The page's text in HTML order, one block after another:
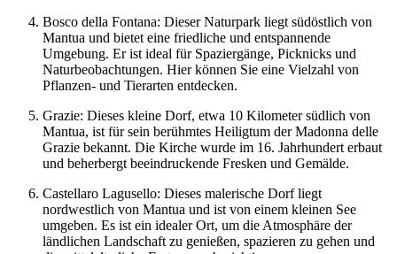
Bosco della Fontana: Dieser Naturpark liegt südöstlich von
Mantua und bietet eine friedliche und entspannende
Umgebung. Er ist ideal für Spaziergänge, Picknicks und
Naturbeobachtungen. Hier können Sie eine Vielzahl von
Pflanzen- und Tierarten entdecken.
Grazie: Dieses kleine Dorf, etwa 10 Kilometer südlich von
Mantua, ist für sein berühmtes Heiligtum der Madonna delle
Grazie bekannt. Die Kirche wurde im 16. Jahrhundert erbaut
und beherbergt beeindruckende Fresken und Gemälde.
Castellaro Lagusello: Dieses malerische Dorf liegt
nordwestlich von Mantua und ist von einem kleinen See
umgeben. Es ist ein idealer Ort, um die Atmosphäre der
ländlichen Landschaft zu genießen, spazieren zu gehen und